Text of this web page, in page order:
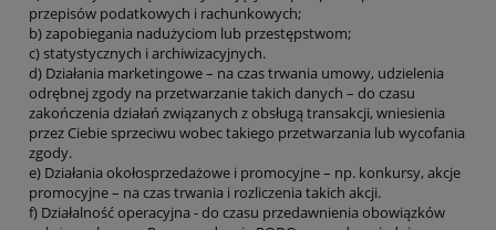
przepisów podatkowych i rachunkowych;
b) zapobiegania nadużyciom lub przestępstwom;
c) statystycznych i archiwizacyjnych.
d) Działania marketingowe – na czas trwania umowy, udzielenia
odrębnej zgody na przetwarzanie takich danych – do czasu
zakończenia działań związanych z obsługą transakcji, wniesienia
przez Ciebie sprzeciwu wobec takiego przetwarzania lub wycofania
zgody.
e) Działania okołosprzedażowe i promocyjne – np. konkursy, akcje
promocyjne – na czas trwania i rozliczenia takich akcji.
f) Działalność operacyjna - do czasu przedawnienia obowiązków